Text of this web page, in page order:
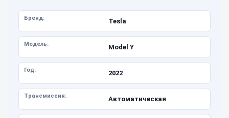
Бренд: Tesla
Модель: Model Y
Год: 2022
Трансмиссия: Автоматическая